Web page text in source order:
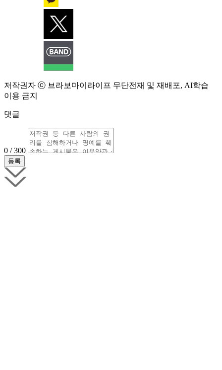
저작권자 ⓒ 브라보마이라이프 무단전재 및 재배포, AI학습
이용 금지
댓글
0 / 300